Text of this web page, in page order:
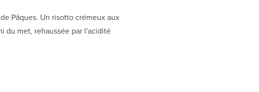
Pâques. Un risotto crémeux aux
du met, rehaussée par l'acidité